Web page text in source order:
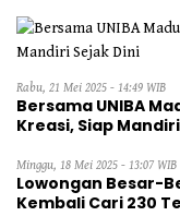
Rabu, 21 Mei 2025 - 14:49 WIB
Bersama UNIBA
Kreasi, Siap
Minggu, 18 Mei 2025 - 13:07 WIB
Lowongan Besar-
Kembali Cari 230